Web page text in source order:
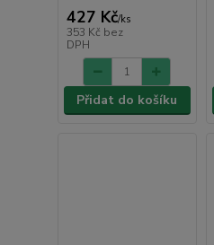
427 Kč/ks
353 Kč bez
DPH
Přidat do košíku